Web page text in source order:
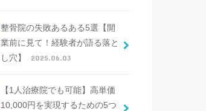
整骨院の失敗あるある5選【開
業前に見て！経験者が語る落と
し穴】
2025.06.03
【1人治療院でも可能】高単価
10,000円を実現するための5つ